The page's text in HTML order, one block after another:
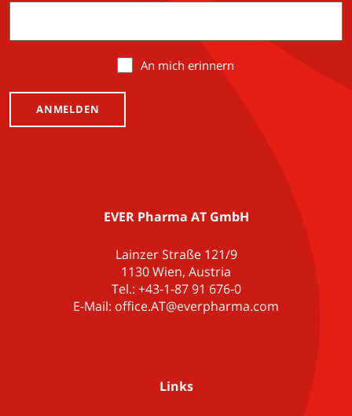
An mich erinnern
EVER Pharma AT GmbH
Lainzer Straße 121/9
1130 Wien, Austria
Tel.: +43-1-87 91 676-0
E-Mail: office.AT@everpharma.com
Links